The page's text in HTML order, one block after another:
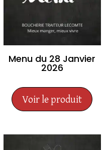
Menu du 28 Janvier
2026
Voir le produit